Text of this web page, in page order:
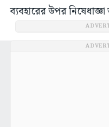
ব্যবহারের উপর